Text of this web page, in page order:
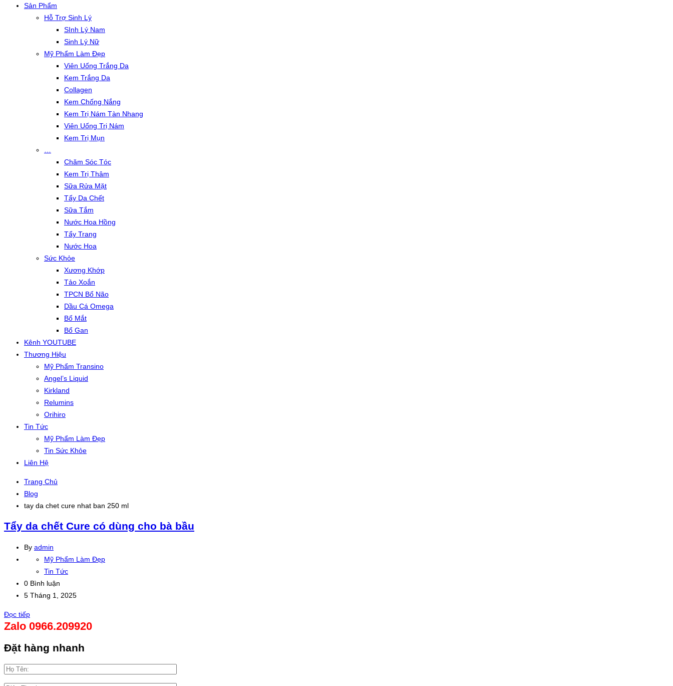
Sản Phẩm
Hỗ Trợ Sinh Lý
SInh Lý Nam
Sinh Lý Nữ
Mỹ Phẩm Làm Đẹp
Viên Uống Trắng Da
Kem Trắng Da
Collagen
Kem Chống Nắng
Kem Trị Nám Tàn Nhang
Viên Uống Trị Nám
Kem Trị Mụn
Chăm Sóc Tóc
Kem Trị Thâm
Sữa Rửa Mặt
Tẩy Da Chết
Sữa Tắm
Nước Hoa Hồng
Tẩy Trang
Nước Hoa
Sức Khỏe
Xương Khớp
Tảo Xoắn
TPCN Bổ Não
Dầu Cá Omega
Bổ Mắt
Bổ Gan
Kênh YOUTUBE
Thương Hiệu
Mỹ Phẩm Transino
Angel’s Liquid
Kirkland
Relumins
Orihiro
Tin Tức
Mỹ Phẩm Làm Đẹp
Tin Sức Khỏe
Liên Hệ
Trang Chủ
Blog
tay da chet cure nhat ban 250 ml
Tẩy da chết Cure có dùng cho bà bầu
By admin
Mỹ Phẩm Làm Đẹp
Tin Tức
0 Bình luận
5 Tháng 1, 2025
Đọc tiếp
Zalo 0966.209920
Đặt hàng nhanh